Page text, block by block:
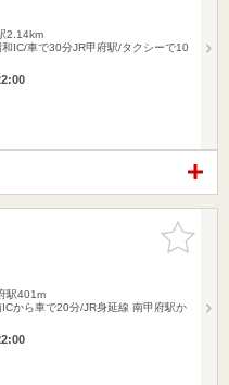
2.14km
IC/車で30分JR甲府駅/タクシーで10
お気に入
りに追加
駅401m
から車で20分/JR身延線 南甲府駅か